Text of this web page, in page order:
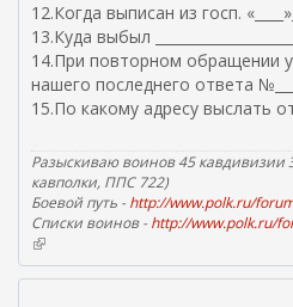
12.Когда выписан из госп.
13.Куда выбыл
14.При повторном обращении
нашего последнего ответа
15.По какому адресу выслать
Разыскиваю воинов 45 кавдивизии
кавполки, ППС 722)
Боевой путь -http://www.polk.ru/
Списки воинов -http://www.polk.ru/
(
в
н